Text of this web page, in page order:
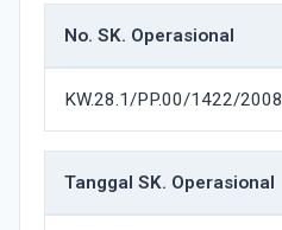
No. SK. Operasional
KW.28.1/PP.00/1422/2008
Tanggal SK. Operasional